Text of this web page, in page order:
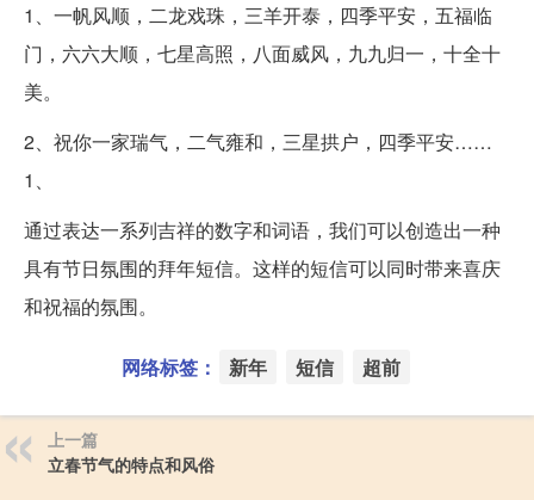
1、一帆风顺，二龙戏珠，三羊开泰，四季平安，五福临
门，六六大顺，七星高照，八面威风，九九归一，十全十
美。
2、祝你一家瑞气，二气雍和，三星拱户，四季平安……
1、
通过表达一系列吉祥的数字和词语，我们可以创造出一种
具有节日氛围的拜年短信。这样的短信可以同时带来喜庆
和祝福的氛围。
网络标签： 新年 短信 超前
上一篇
立春节气的特点和风俗